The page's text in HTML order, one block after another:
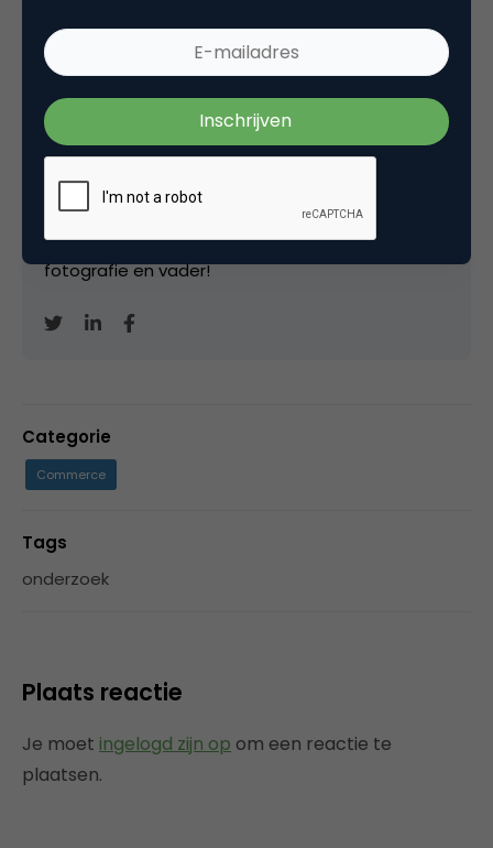
Marco Derksen
Partner bijUpstream
Oprichter/partner Upstream, Marketingfacts,
Arnhem Direct, SportNext, TravelNext, RvT VPRO,
Bestuur Luxor Live, social business, onderwijs,
fotografie en vader!
Categorie
Commerce
Tags
onderzoek
Plaats reactie
Je moet ingelogd zijn op om een reactie te
plaatsen.